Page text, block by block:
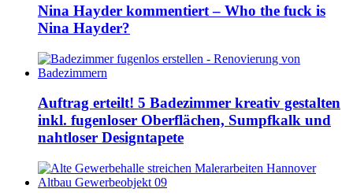
Nina Hayder kommentiert – Who the fuck is
Nina Hayder?
Auftrag erteilt! 5 Badezimmer kreativ gestalten
inkl. fugenloser Oberflächen, Sumpfkalk und
nahtloser Designtapete